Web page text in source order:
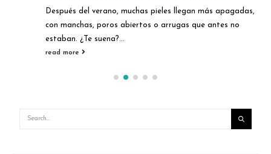
Después del verano, muchas pieles llegan más apagadas,
con manchas, poros abiertos o arrugas que antes no
estaban. ¿Te suena?...
read more